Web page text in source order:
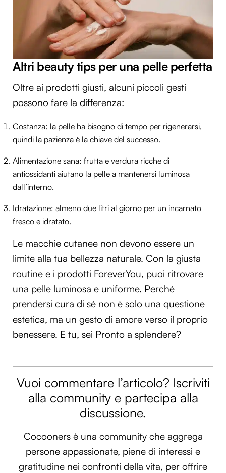
Altri beauty tips per una pelle perfetta
Oltre ai prodotti giusti, alcuni piccoli gesti
possono fare la differenza:
Costanza: la pelle ha bisogno di tempo per rigenerarsi,
quindi la pazienza è la chiave del successo.
Alimentazione sana: frutta e verdura ricche di
antiossidanti aiutano la pelle a mantenersi luminosa
dall’interno.
Idratazione: almeno due litri al giorno per un incarnato
fresco e idratato.
Le macchie cutanee non devono essere un
limite alla tua bellezza naturale. Con la giusta
routine e i prodotti ForeverYou, puoi ritrovare
una pelle luminosa e uniforme. Perché
prendersi cura di sé non è solo una questione
estetica, ma un gesto di amore verso il proprio
benessere. E tu, sei Pronto a splendere?
Vuoi commentare l’articolo? Iscriviti
alla community e partecipa alla
discussione.
Cocooners è una community che aggrega
persone appassionate, piene di interessi e
gratitudine nei confronti della vita, per offrire